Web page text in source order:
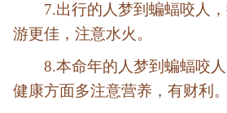
7.出行的人梦到蝙蝠咬人
游更佳，注意水火。
8.本命年的人梦到蝙蝠咬
健康方面多注意营养，有财利。